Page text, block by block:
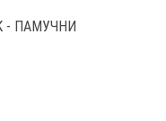
- ПАМУЧНИ